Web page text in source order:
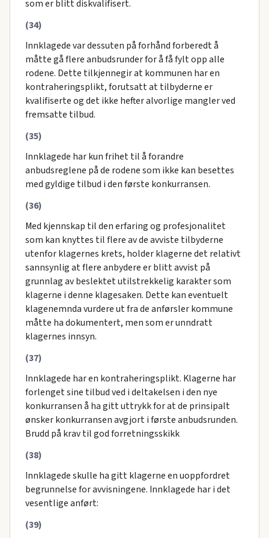
som er blitt diskvalifisert.
(34)
Innklagede var dessuten på forhånd forberedt å
måtte gå flere anbudsrunder for å få fylt opp alle
rodene. Dette tilkjennegir at kommunen har en
kontraheringsplikt, forutsatt at tilbyderne er
kvalifiserte og det ikke hefter alvorlige mangler ved
fremsatte tilbud.
(35)
Innklagede har kun frihet til å forandre
anbudsreglene på de rodene som ikke kan besettes
med gyldige tilbud i den første konkurransen.
(36)
Med kjennskap til den erfaring og profesjonalitet
som kan knyttes til flere av de avviste tilbyderne
utenfor klagernes krets, holder klagerne det relativt
sannsynlig at flere anbydere er blitt avvist på
grunnlag av beslektet utilstrekkelig karakter som
klagerne i denne klagesaken. Dette kan eventuelt
klagenemnda vurdere ut fra de anførsler kommune
måtte ha dokumentert, men som er unndratt
klagernes innsyn.
(37)
Innklagede har en kontraheringsplikt. Klagerne har
forlenget sine tilbud ved i deltakelsen i den nye
konkurransen å ha gitt uttrykk for at de prinsipalt
ønsker konkurransen avgjort i første anbudsrunden.
Brudd på krav til god forretningsskikk
(38)
Innklagede skulle ha gitt klagerne en uoppfordret
begrunnelse for avvisningene. Innklagede har i det
vesentlige anført:
(39)